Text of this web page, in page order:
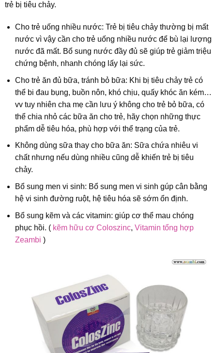
trẻ bị tiêu chảy.
Cho trẻ uống nhiều nước: Trẻ bị tiêu chảy thường bị mất
nước vì vậy cần cho trẻ uống nhiều nước để bù lại lượng
nước đã mất. Bổ sung nước đầy đủ sẽ giúp trẻ giảm triệu
chứng bệnh, nhanh chóng lấy lại sức.
Cho trẻ ăn đủ bữa, tránh bỏ bữa: Khi bị tiêu chảy trẻ có
thể bi đau bụng, buồn nôn, khó chịu, quấy khóc ăn kém…
vv tuy nhiên cha mẹ cần lưu ý không cho trẻ bỏ bữa, có
thể chia nhỏ các bữa ăn cho trẻ, hãy chọn những thực
phẩm dễ tiêu hóa, phù hợp với thể trạng của trẻ.
Không dùng sữa thay cho bữa ăn: Sữa chứa nhiêu vi
chất nhưng nếu dùng nhiều cũng dễ khiến trẻ bị tiêu
chảy.
Bổ sung men vi sinh: Bổ sung men vi sinh gúp cân bằng
hệ vi sinh đường ruột, hệ tiêu hóa sẽ sớm ổn định.
Bổ sung kẽm và các vitamin: giúp cơ thể mau chóng
phục hồi. ( kẽm hữu cơ Coloszinc, Vitamin tổng hợp
Zeambi )